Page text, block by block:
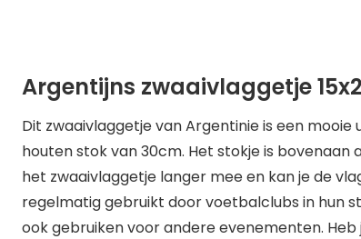
Argentijns zwaaivlaggetje
Dit zwaaivlaggetje van Argentinie is een
houten stok van 30cm. Het stokje is
het zwaaivlaggetje langer mee en kan je de
regelmatig gebruikt door voetbalclubs in hun
ook gebruiken voor andere evenementen.